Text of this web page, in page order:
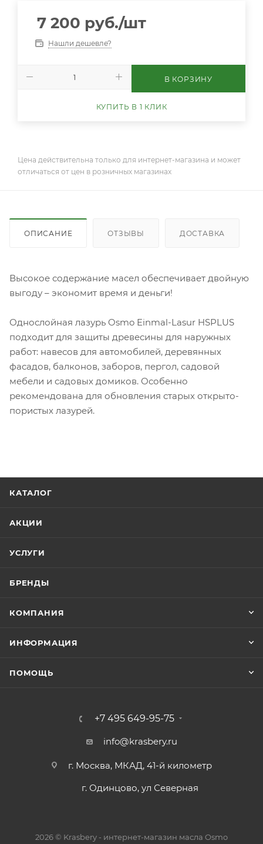
7 200 руб./шт
Нашли дешевле?
В КОРЗИНУ
КУПИТЬ В 1 КЛИК
Цена действительна только для интернет-магазина и может
отличаться от цен в розничных магазинах
ОПИСАНИЕ ОТЗЫВЫ ДОСТАВКА
Высокое содержание масел обеспечивает двойную
выгоду – экономит время и деньги!
Однослойная лазурь Osmo Einmal-Lasur HSPLUS
подходит для защиты древесины для наружных
работ: навесов для автомобилей, деревянных
фасадов, балконов, заборов, пергол, садовой
мебели и садовых домиков. Особенно
рекомендована для обновления старых открыто-
пористых лазурей.
КАТАЛОГ
АКЦИИ
УСЛУГИ
БРЕНДЫ
КОМПАНИЯ
ИНФОРМАЦИЯ
ПОМОЩЬ
+7 495 649-95-75
info@krasbery.ru
г. Москва, МКАД, 41-й километр
г. Одинцово, ул Северная
2026 © Krasbery - интернет-магазин масла Osmo